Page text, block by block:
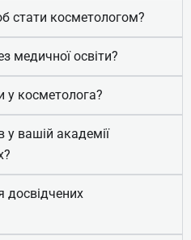
з апаратної
(Професійна
1 класу)
Offline
стати косметологом?
медичної освіти?
у косметолога?
у вашій академії
досвідчених